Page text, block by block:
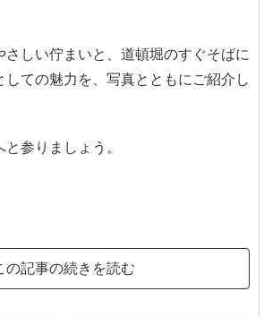
さしい佇まいと、道頓堀のすぐそばに
しての魅力を、写真とともにご紹介し
参りましょう。
の記事の続きを読む